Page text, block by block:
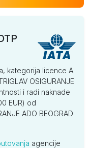
kategorija licence A.
OSIGURANJE
i radi naknade
EUR) od
ADO BEOGRAD
agencije